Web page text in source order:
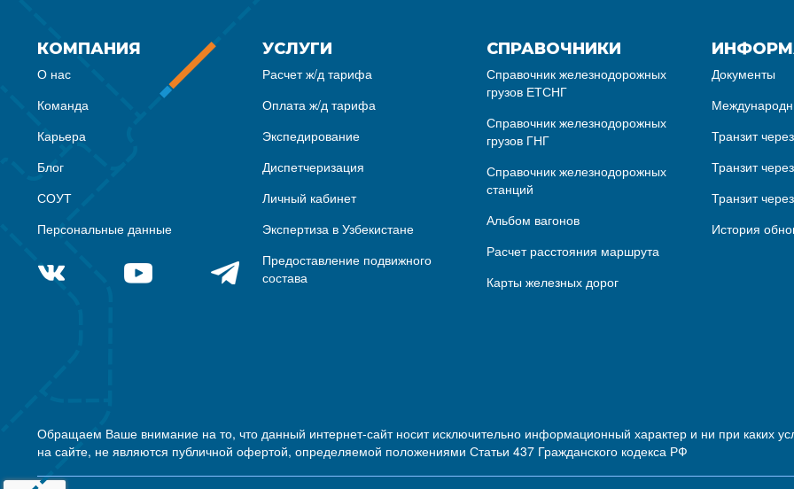
КОМПАНИЯ
О нас
Команда
Карьера
Блог
СОУТ
Персональные данные
УСЛУГИ
Расчет ж/д тарифа
Оплата ж/д тарифа
Экспедирование
Диспетчеризация
Личный кабинет
Экспертиза в Узбекистане
Предоставление подвижного
состава
СПРАВОЧНИКИ
Справочник железнодорожных
грузов ЕТСНГ
Справочник железнодорожных
грузов ГНГ
Справочник железнодорожных
станций
Альбом вагонов
Расчет расстояния маршрута
Карты железных дорог
Документы
Транзит
Транзит
Транзит
История
Обращаем Ваше внимание на то, что данный интернет-сайт носит исключительно информационный характер и ни при
на сайте, не являются публичной офертой, определяемой положениями Статьи 437 Гражданского кодекса РФ